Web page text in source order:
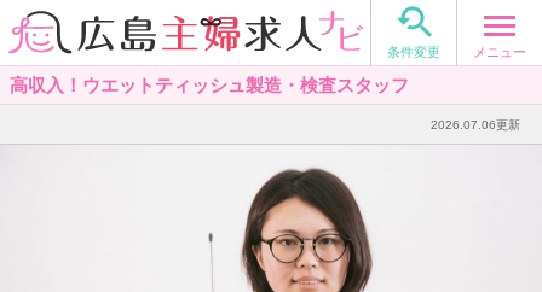

条件変更 メニュー
高収入！ウエットティッシュ製造・検査スタッフ
2026.07.06更新